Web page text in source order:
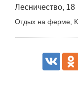
Лесничество, 18
Отдых на ферме,